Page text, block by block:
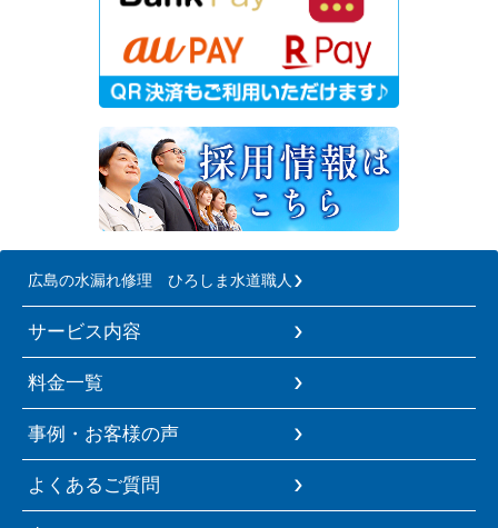
広島の水漏れ修理 ひろしま水道職人
サービス内容
料金一覧
事例・お客様の声
よくあるご質問